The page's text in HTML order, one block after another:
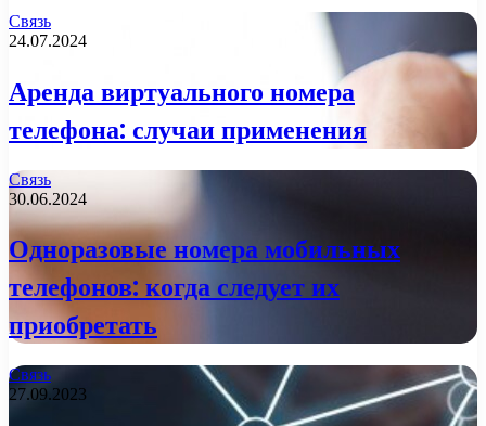
Связь
24.07.2024
Аренда виртуального номера
телефона: случаи применения
Связь
30.06.2024
Одноразовые номера мобильных
телефонов: когда следует их
приобретать
Связь
27.09.2023